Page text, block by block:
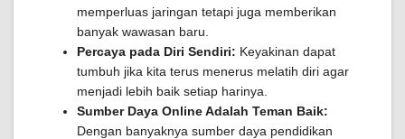
memperluas jaringan tetapi juga memberikan
banyak wawasan baru.
Percaya pada Diri Sendiri: Keyakinan dapat
tumbuh jika kita terus menerus melatih diri agar
menjadi lebih baik setiap harinya.
Sumber Daya Online Adalah Teman Baik:
Dengan banyaknya sumber daya pendidikan